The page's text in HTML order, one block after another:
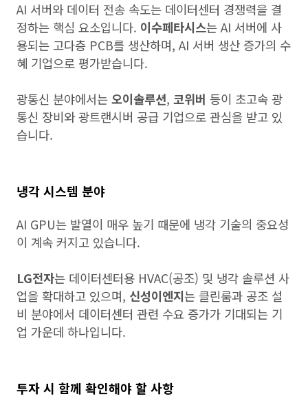
AI 서버와 데이터 전송 속도는 데이터센터 경쟁력을 결
정하는 핵심 요소입니다. 이수페타시스는 AI 서버에 사
용되는 고다층 PCB를 생산하며, AI 서버 생산 증가의 수
혜 기업으로 평가받습니다.
광통신 분야에서는 오이솔루션, 코위버 등이 초고속 광
통신 장비와 광트랜시버 공급 기업으로 관심을 받고 있
습니다.
냉각 시스템 분야
AI GPU는 발열이 매우 높기 때문에 냉각 기술의 중요성
이 계속 커지고 있습니다.
LG전자는 데이터센터용 HVAC(공조) 및 냉각 솔루션 사
업을 확대하고 있으며, 신성이엔지는 클린룸과 공조 설
비 분야에서 데이터센터 관련 수요 증가가 기대되는 기
업 가운데 하나입니다.
투자 시 함께 확인해야 할 사항